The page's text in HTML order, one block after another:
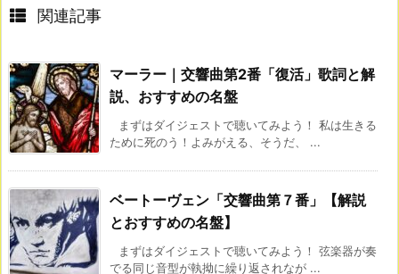
関連記事
マーラー｜交響曲第2番「復活」歌詞と解
説、おすすめの名盤
まずはダイジェストで聴いてみよう！ 私は生きる
ために死のう！よみがえる、そうだ、 ...
ベートーヴェン「交響曲第７番」【解説
とおすすめの名盤】
まずはダイジェストで聴いてみよう！ 弦楽器が奏
でる同じ音型が執拗に繰り返されなが ...